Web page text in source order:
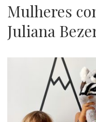
Mulheres
Juliana